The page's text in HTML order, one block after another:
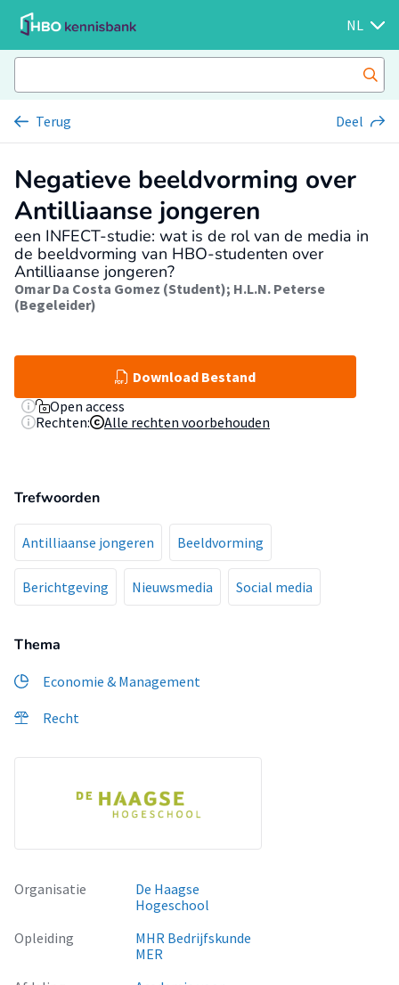
NL
Terug Deel
Negatieve beeldvorming over
Antilliaanse jongeren
een INFECT-studie: wat is de rol van de media in
de beeldvorming van HBO-studenten over
Antilliaanse jongeren?
Omar Da Costa Gomez (Student); H.L.N. Peterse
(Begeleider)
Download Bestand
Open access
Rechten:
Alle rechten voorbehouden
Trefwoorden
Antilliaanse jongeren Beeldvorming
Berichtgeving Nieuwsmedia Social media
Thema
Economie & Management
Recht
Organisatie
De Haagse
Hogeschool
Opleiding
MHR Bedrijfskunde
MER